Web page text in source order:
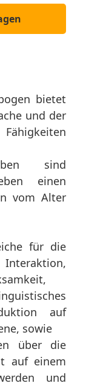
bietet
und der
sind
einen
vom Alter
für die
auf
sowie
über die
auf einem
und